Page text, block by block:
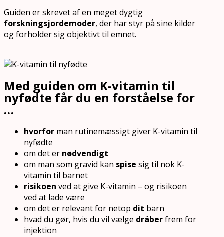
Guiden er skrevet af en meget dygtig
forskningsjordemoder, der har styr på sine kilder
og forholder sig objektivt til emnet.
Med guiden om K-vitamin til
nyfødte får du en forståelse for
…
hvorfor man rutinemæssigt giver K-vitamin til
nyfødte
om det er nødvendigt
om man som gravid kan spise sig til nok K-
vitamin til barnet
risikoen ved at give K-vitamin – og risikoen
ved at lade være
om det er relevant for netop dit barn
hvad du gør, hvis du vil vælge dråberfrem for
injektion